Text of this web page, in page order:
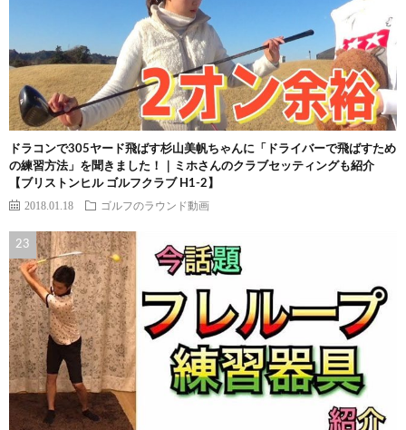
ドラコンで305ヤード飛ばす杉山美帆ちゃんに「ドライバーで飛ばすため
の練習方法」を聞きました！｜ミホさんのクラブセッティングも紹介
【ブリストンヒル ゴルフクラブ H1-2】
2018.01.18 ゴルフのラウンド動画